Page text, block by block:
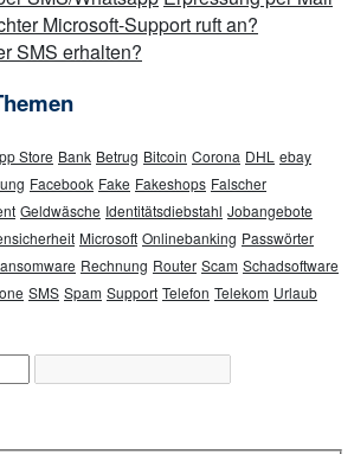
Microsoft-Support ruft an?
SMS erhalten?
Store Bank Betrug Bitcoin Corona DHL ebay
Facebook Fake Fakeshops Falscher
Geldwäsche Identitätsdiebstahl Jobangebote
Microsoft Onlinebanking Passwörter
Rechnung Router Scam Schadsoftware
SMS Spam Support Telefon Telekom Urlaub